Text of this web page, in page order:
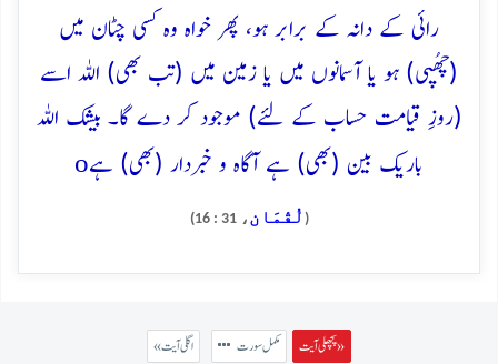
رائی کے دانہ کے برابر ہو، پھر خواہ وہ کسی چٹان میں
(چھُپی) ہو یا آسمانوں میں یا زمین میں (تب بھی) اللہ اسے
(روزِ قیامت حساب کے لئے) موجود کر دے گا۔ بیشک اللہ
باریک بین (بھی) ہے آگاہ و خبردار (بھی) ہےo
( لُقْمَان ، 31 : 16)
پچھلی آیت » مکمل سورت « اگلی آیت